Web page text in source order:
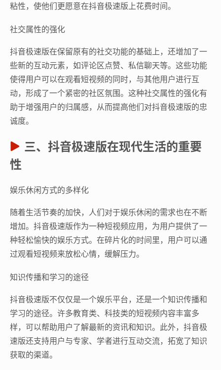
粘性，使他们更愿意在抖音极速版上花费时间。
社交属性的强化
抖音极速版在保留原有的社交功能的基础上，还增加了一
些新的互动元素，如评论区点赞、私信聊天等。这些功能
使得用户可以在观看短视频的同时，与其他用户进行互
动，形成了一个紧密的社区氛围。这种社交属性的强化有
助于增强用户的归属感，从而提高他们对抖音极速版的忠
诚度。
三、抖音极速版在现代生活的重要
性
娱乐休闲方式的多样化
随着生活节奏的加快，人们对于娱乐休闲的需求也在不断
增加。抖音极速版作为一种短视频应用，为用户提供了一
种轻松愉快的娱乐方式。在碎片化的时间里，用户可以通
过观看短视频来放松心情，缓解压力。
知识传播和学习的途径
抖音极速版不仅仅是一个娱乐平台，还是一个知识传播和
学习的途径。许多教育类、科技类的短视频内容丰富多
样，可以帮助用户了解最新的资讯和知识。此外，抖音极
速版还支持用户与专家、学者进行互动交流，拓宽了知识
获取的渠道。